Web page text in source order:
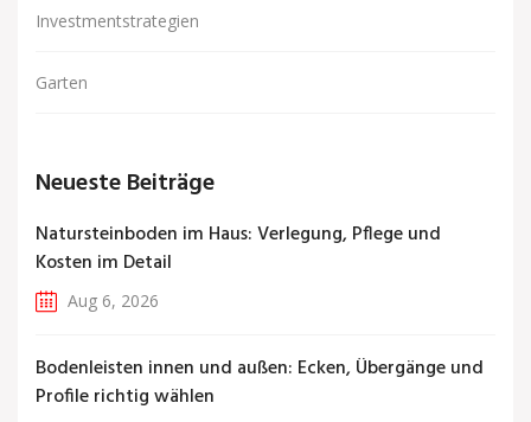
Investmentstrategien
Garten
Neueste Beiträge
Natursteinboden im Haus: Verlegung, Pflege und
Kosten im Detail
Aug 6, 2026
Bodenleisten innen und außen: Ecken, Übergänge und
Profile richtig wählen